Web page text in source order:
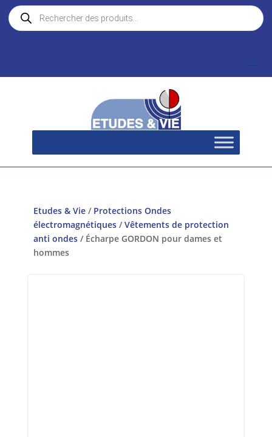
Recherche
de
produits
Etudes & Vie/ Protections Ondes
électromagnétiques/Vêtements de protection
anti ondes/ Écharpe GORDON pour dames et
hommes